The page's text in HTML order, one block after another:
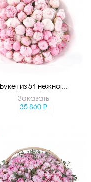
Букет из 51 нежног...
Заказать
35 860